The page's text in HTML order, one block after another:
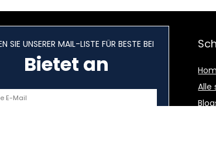
SIE UNSERER MAIL-LISTE FÜR BESTE BEI
Bietet an
Alle